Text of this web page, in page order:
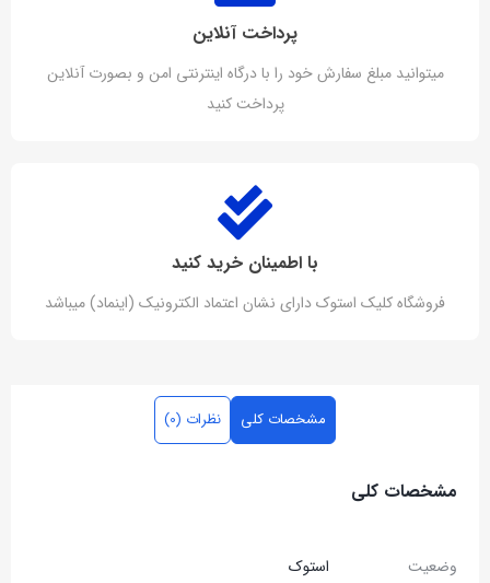
پرداخت آنلاین
میتوانید مبلغ سفارش خود را با درگاه اینترنتی امن و بصورت آنلاین
پرداخت کنید
با اطمینان خرید کنید
فروشگاه کلیک استوک دارای نشان اعتماد الکترونیک (اینماد) میباشد
مشخصات کلی نظرات (0)
مشخصات کلی
وضعیت استوک